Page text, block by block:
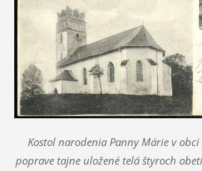
Kostol narodenia Panny Márie v
poprave tajne uložené telá štyroch